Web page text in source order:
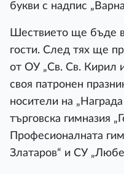
букви с надпис
Шествието ще бъде
гости. След тях ще
от ОУ „Св. Св. Кирил
своя патронен
носители на
търговска гимназия
Професионалната
Златаров“ и СУ